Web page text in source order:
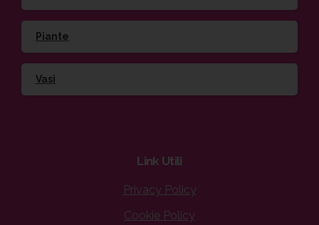
Piante
Vasi
Link Utili
Privacy Policy
Cookie Policy